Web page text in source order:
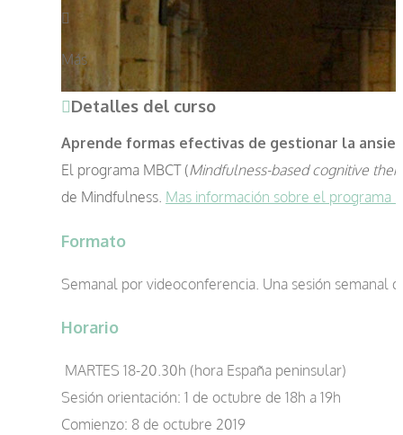
Más
Detalles del curso
Aprende formas efectivas de gestionar la
El programa MBCT (Mindfulness-based cognitive
de Mindfulness. Mas información sobre el programa
Formato
Semanal por videoconferencia. Una sesión semanal
Horario
MARTES 18-20.30h (hora España peninsular)
Sesión orientación: 1 de octubre de 18h a 19h
Comienzo: 8 de octubre 2019